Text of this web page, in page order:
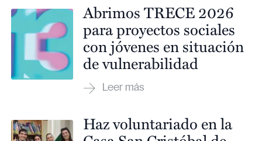
Abrimos TRECE 2026
para proyectos sociales
con jóvenes en situación
de vulnerabilidad
Haz voluntariado en la